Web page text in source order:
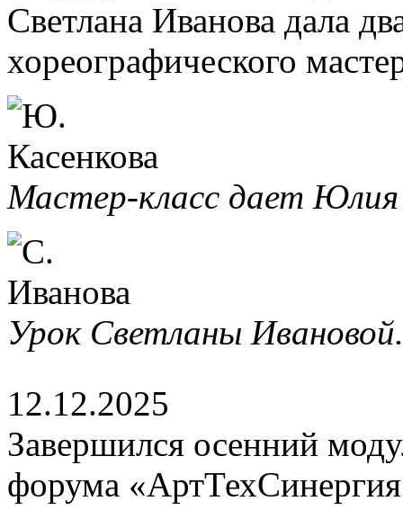
Светлана Иванова дала
хореографического
Мастер-класс дает Юлия
Урок Светланы Ивановой.
12.12.2025
Завершился осенний
форума